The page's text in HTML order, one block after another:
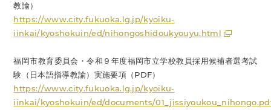
教諭）
https://www.city.fukuoka.lg.jp/kyoiku-
iinkai/kyoshokuin/ed/nihongoshidoukyouyu.html
福岡市教育委員会・令和９年度福岡市立学校教員採用候補者選考試
験（日本語指導教諭）実施要項（PDF）
https://www.city.fukuoka.lg.jp/kyoiku-
iinkai/kyoshokuin/ed/documents/